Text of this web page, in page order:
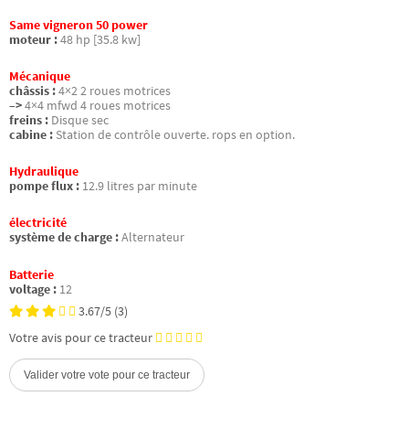
Same vigneron 50 power
moteur :48 hp [35.8 kw]
Mécanique
châssis :4×2 2 roues motrices
–>4×4 mfwd 4 roues motrices
freins : Disque sec
cabine : Station de contrôle ouverte. rops en option.
Hydraulique
pompe flux : 12.9 litres par minute
électricité
système de charge :Alternateur
Batterie
voltage : 12
3.67/5 (3)
Votre avis pour ce tracteur